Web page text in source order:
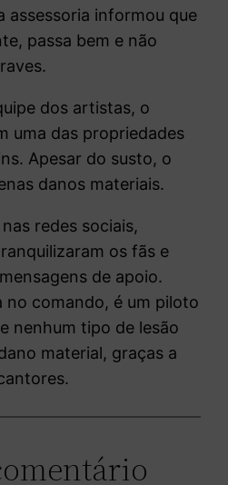
assessoria informou que
passa bem e não
dos artistas, o
uma das propriedades
Apesar do susto, o
danos materiais.
redes sociais,
os fãs e
de apoio.
no comando, é um piloto
nenhum tipo de lesão
material, graças a